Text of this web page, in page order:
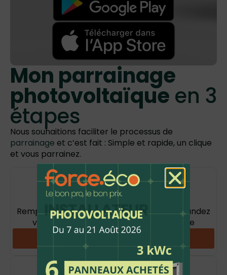
Mon parrainage
photovoltaïque en 3
étapes
Nous souhaitions faciliter le processus de
parrainage et c’est fait : Simple et rapide, un clique
et vous parrainez.
Je m'inscris
Remplissez le formulaire ci-dessus ou demandez
votre lien d’ambassadeur à notre équipe